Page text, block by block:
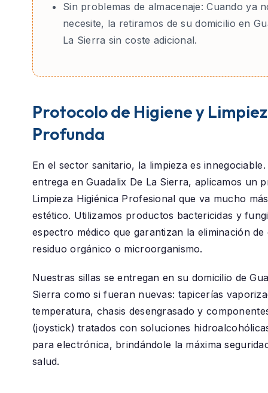
Sin problemas de almacenaje: Cuando ya
necesite, la retiramos de su domicilio en
La Sierra sin coste adicional.
Protocolo de Higiene y
Profunda
En el sector sanitario, la limpieza es
entrega enGuadalix De La Sierra, aplicamos un
Limpieza Higiénica Profesional que va mucho
estético. Utilizamos productos bactericidas y
espectro médico que garantizan la eliminación de
residuo orgánico o microorganismo.
Nuestras sillas se entregan en su domicilio de
Sierra como si fueran nuevas: tapicerías
temperatura, chasis desengrasado y
(joystick) tratados con soluciones
para electrónica, brindándole la máxima
salud.